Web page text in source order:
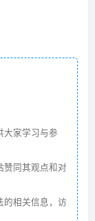
大家学习与参
赞同其观点和对
的相关信息，访